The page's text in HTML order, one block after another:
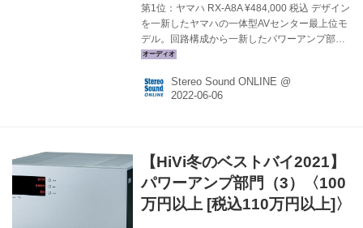
第1位：ヤマハ RX-A8A ¥484,000 税込 デザイン
を一新したヤマハの一体型AVセンター最上位モ
デル。回路構成から一新したパワーアンプ部は
電源ラインの強化によってローインピーダンス
能を高めた。ナチュラルな質感や躍動感あふれ
る音が見事。また、信号処理も64ビットSoCの
る。（鳥居） メーカーサイトへ ＞ 関連記事を
見る ＞ 第1位：デノン AVC-X8500HA
¥550,000 税込 HiVi視聴室のリフ...
Stereo Sound ONLINE @
【HiVi冬のベストバイ2021】
パワーアンプ部門（3）〈100
万円以上 [税込110万円以上]〉